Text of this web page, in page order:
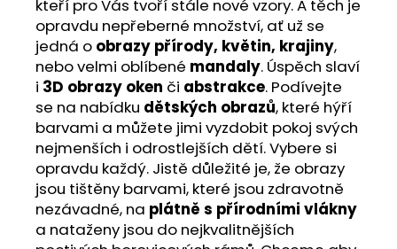
kteří pro Vás tvoří stále nové vzory. A těch je
opravdu nepřeberné množství, ať už se
jedná o obrazy přírody, květin, krajiny,
nebo velmi oblíbené mandaly. Úspěch slaví
i 3D obrazy oken či abstrakce. Podívejte
se na nabídku dětských obrazů, které hýří
barvami a můžete jimi vyzdobit pokoj svých
nejmenších i odrostlejších dětí. Vybere si
opravdu každý. Jistě důležité je, že obrazy
jsou tištěny barvami, které jsou zdravotně
nezávadné, na plátně s přírodními vlákny
a nataženy jsou do nejkvalitnějších